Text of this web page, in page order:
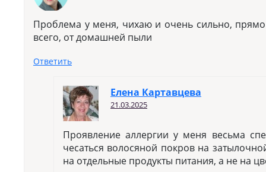
Проблема у меня, чихаю и очень сильно,
всего, от домашней пыли
Ответить
Елена Картавцева
21.03.2025
Проявление аллергии у меня весьма
чесаться волосяной покров на
на отдельные продукты питания, а не на